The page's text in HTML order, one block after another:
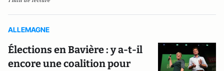
ALLEMAGNE
Élections en Bavière : y a-t-il
encore une coalition pour